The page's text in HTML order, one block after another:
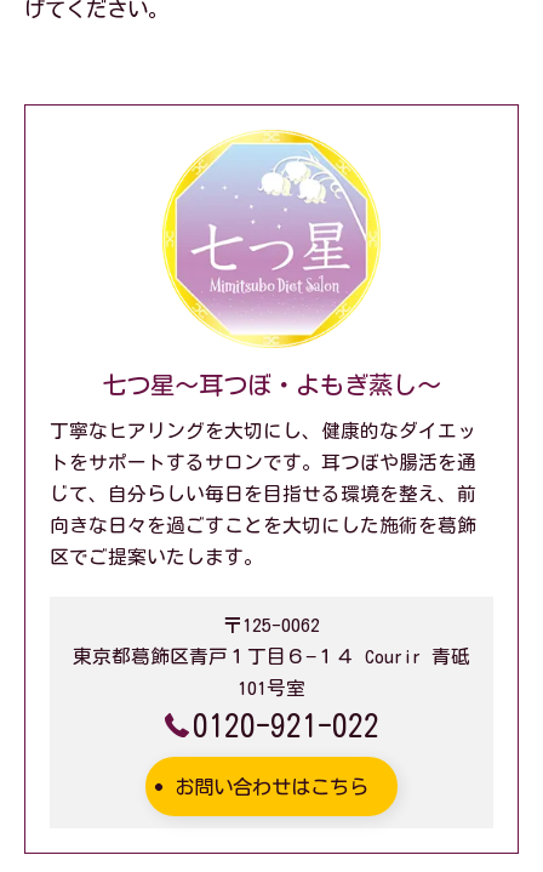
げてください。
七つ星～耳つぼ・よもぎ蒸し～
丁寧なヒアリングを大切にし、健康的なダイエッ
トをサポートするサロンです。耳つぼや腸活を通
じて、自分らしい毎日を目指せる環境を整え、前
向きな日々を過ごすことを大切にした施術を葛飾
区でご提案いたします。
〒125-0062
東京都葛飾区青戸１丁目６−１４ Courir 青砥
101号室
0120-921-022
お問い合わせはこちら